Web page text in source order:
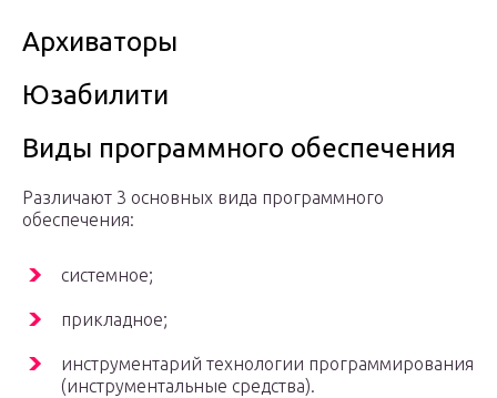
Архиваторы
Юзабилити
Виды программного обеспечения
Различают 3 основных вида программного
обеспечения:
системное;
прикладное;
инструментарий технологии программирования
(инструментальные средства).